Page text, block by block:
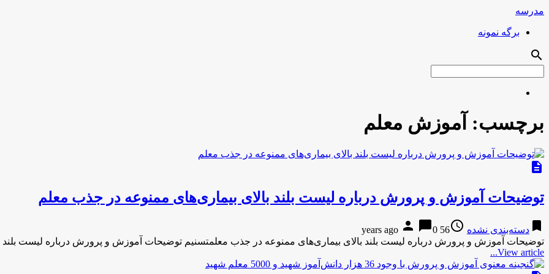
مدرسه
برگه نمونه
search
برچسب: آموزش معلم
description
توضیحات آموزش و پرورش درباره لیست بلند بالای بیمار‌ی‌های ممنوعه در جذب معلم
bookmark دسته‌بندی نشده access_time
56 years ago
person chat_bubble0
توضیحات آموزش و پرورش درباره لیست بلند بالای بیمار‌ی‌های ممنوعه در جذب معلمتسنیم توضیحات آموزش و پرورش درباره لیست
View article...